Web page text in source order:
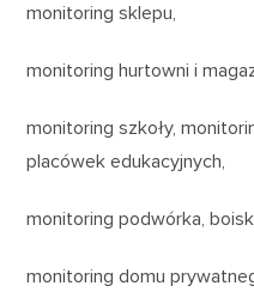
monitoring sklepu,
monitoring hurtowni i
monitoring szkoły,
placówek edukacyjnych,
monitoring podwórka,
monitoring domu